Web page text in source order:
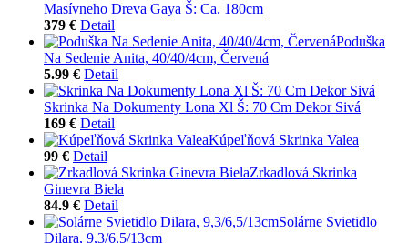
Masívneho Dreva Gaya Š: Ca. 180cm
379 € Detail
Poduška
Na Sedenie Anita, 40/40/4cm, Červená
5.99 € Detail
Skrinka Na Dokumenty Lona Xl Š: 70 Cm Dekor Sivá
169 € Detail
Kúpeľňová Skrinka Valea
99 € Detail
Zrkadlová Skrinka
Ginevra Biela
84.9 € Detail
Solárne Svietidlo
Dilara, 9,3/6,5/13cm